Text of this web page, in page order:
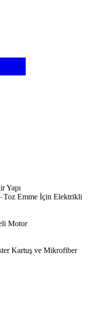
Yapı
Toz Emme İçin Elektrikli
Motor
Kartuş ve Mikrofiber